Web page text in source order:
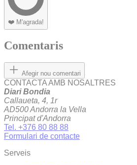
❤️ M'agrada!
Comentaris
Afegir nou comentari
CONTACTA AMB NOSALTRES
Diari Bondia
Callaueta, 4, 1r
AD500 Andorra la Vella
Principat d'Andorra
Tel. +376 80 88 88
Formulari de contacte
Serveis